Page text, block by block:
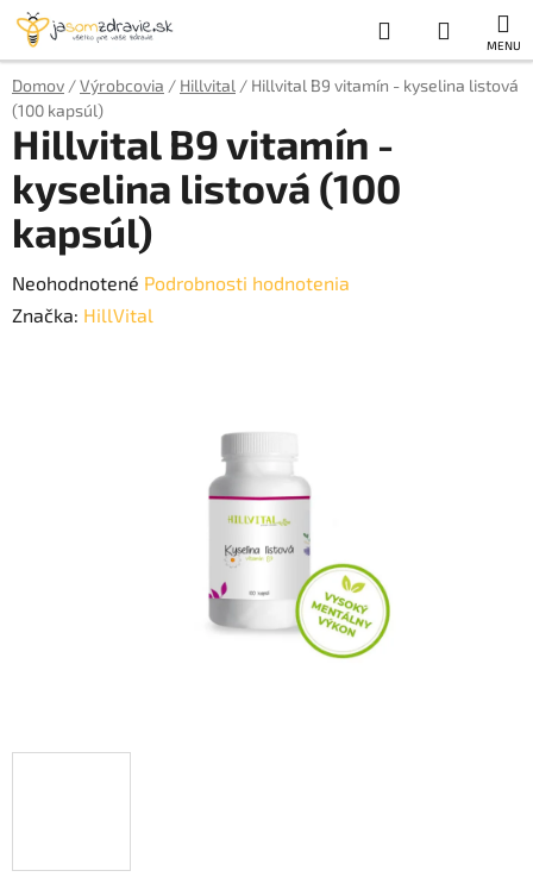
Prejsť
obsah
Hľadať
KOŠÍK
Domov /Výrobcovia / Hillvital / Hillvital B9 vitamín - kyselina listová
(100 kapsúl)
Hillvital B9 vitamín -
kyselina listová (100
kapsúl)
Priemerné
hodnotenie
Neohodnotené Podrobnosti hodnotenia
Značka: HillVital